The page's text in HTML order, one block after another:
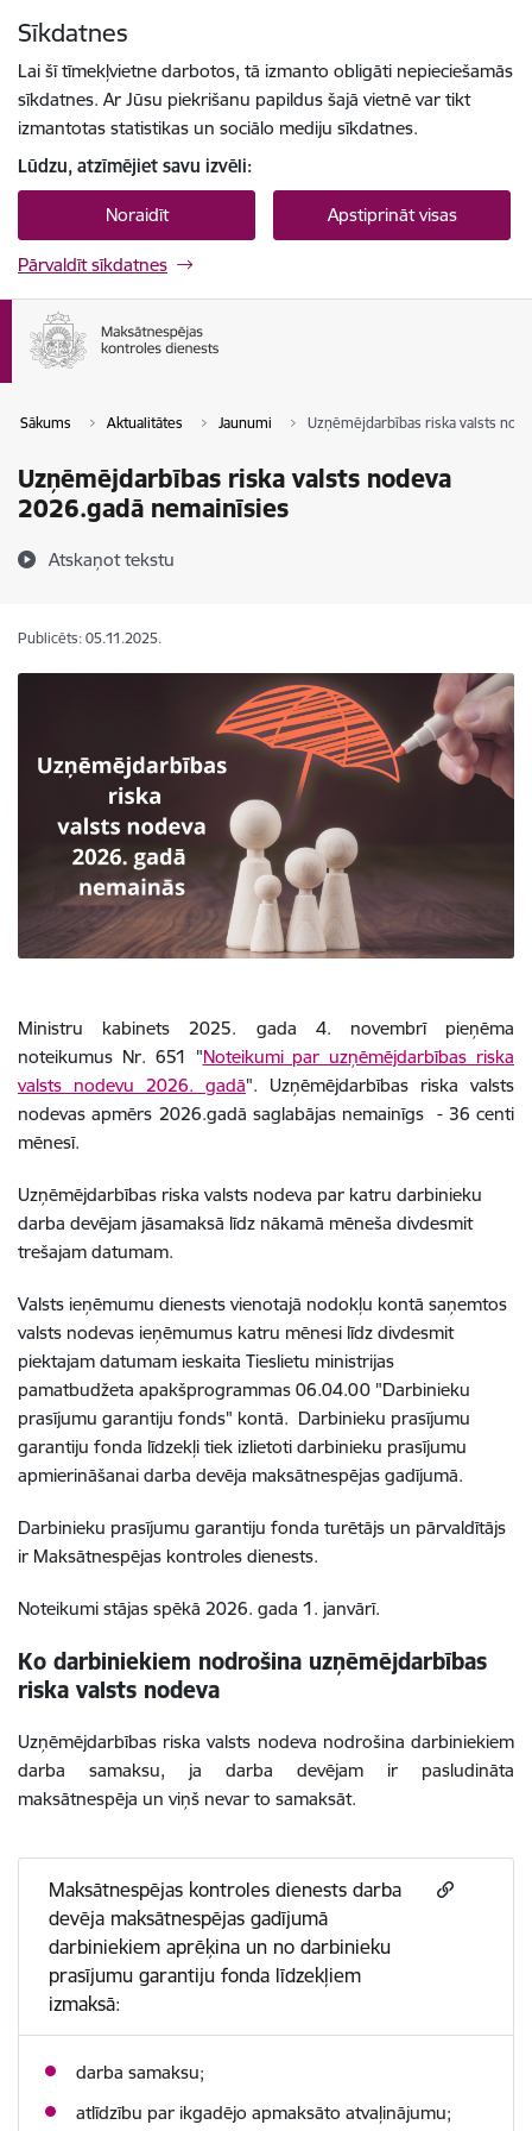
Sīkdatnes
Lai šī tīmekļvietne darbotos, tā izmanto obligāti nepieciešamās
sīkdatnes. Ar Jūsu piekrišanu papildus šajā vietnē var tikt
izmantotas statistikas un sociālo mediju sīkdatnes.
Lūdzu, atzīmējiet savu izvēli:
Noraidīt Apstiprināt visas
Pārvaldīt sīkdatnes
Sākums Aktualitātes Jaunumi Uzņēmējdarbības riska valsts
Uzņēmējdarbības riska valsts nodeva
2026.gadā nemainīsies
Atskaņot tekstu
Publicēts: 05.11.2025.
Ministru kabinets 2025. gada 4. novembrī pieņēma
noteikumus Nr. 651 "Noteikumi par uzņēmējdarbības riska
valsts nodevu 2026. gadā". Uzņēmējdarbības riska valsts
nodevas apmērs 2026.gadā saglabājas nemainīgs - 36 centi
mēnesī.
Uzņēmējdarbības riska valsts nodeva par katru darbinieku
darba devējam jāsamaksā līdz nākamā mēneša divdesmit
trešajam datumam.
Valsts ieņēmumu dienests vienotajā nodokļu kontā saņemtos
valsts nodevas ieņēmumus katru mēnesi līdz divdesmit
piektajam datumam ieskaita Tieslietu ministrijas
pamatbudžeta apakšprogrammas 06.04.00 "Darbinieku
prasījumu garantiju fonds" kontā. Darbinieku prasījumu
garantiju fonda līdzekļi tiek izlietoti darbinieku prasījumu
apmierināšanai darba devēja maksātnespējas gadījumā.
Darbinieku prasījumu garantiju fonda turētājs un pārvaldītājs
ir Maksātnespējas kontroles dienests.
Noteikumi stājas spēkā 2026. gada 1. janvārī.
Ko darbiniekiem nodrošina uzņēmējdarbības
riska valsts nodeva
Uzņēmējdarbības riska valsts nodeva nodrošina darbiniekiem
darba samaksu, ja darba devējam ir pasludināta
maksātnespēja un viņš nevar to samaksāt.
Maksātnespējas kontroles dienests darba
devēja maksātnespējas gadījumā
darbiniekiem aprēķina un no darbinieku
prasījumu garantiju fonda līdzekļiem
izmaksā:
darba samaksu;
atlīdzību par ikgadējo apmaksāto atvaļinājumu;